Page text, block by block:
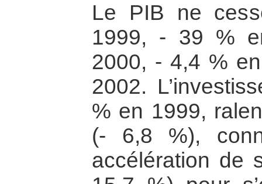
Le PIB ne
1999, - 39 %
2000, - 4,4 %
2002.
% en 1999,
(- 6,8 %),
accélération de